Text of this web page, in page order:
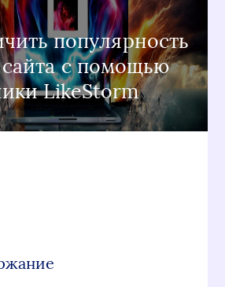
популярность
с помощью
LikeStorm